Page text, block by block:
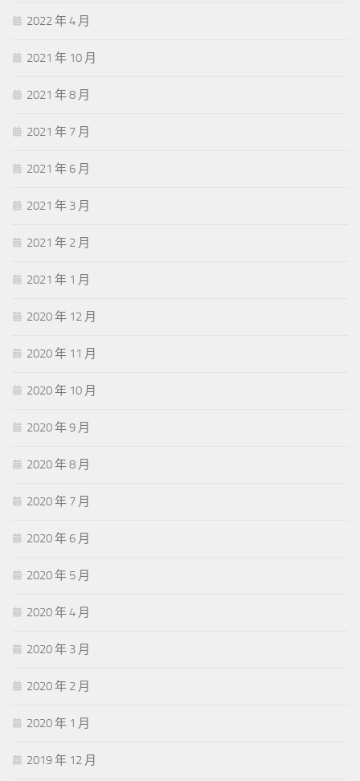
2022 年 4 月
2021 年 10 月
2021 年 8 月
2021 年 7 月
2021 年 6 月
2021 年 3 月
2021 年 2 月
2021 年 1 月
2020 年 12 月
2020 年 11 月
2020 年 10 月
2020 年 9 月
2020 年 8 月
2020 年 7 月
2020 年 6 月
2020 年 5 月
2020 年 4 月
2020 年 3 月
2020 年 2 月
2020 年 1 月
2019 年 12 月